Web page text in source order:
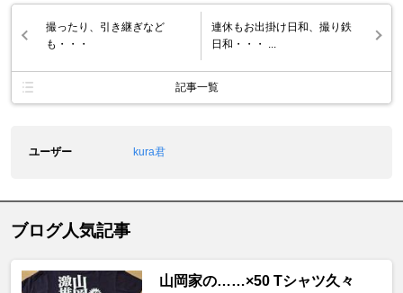
撮ったり、引き継ぎなど
も・・・
連休もお出掛け日和、撮り鉄
日和・・・ ...
記事一覧
ユーザー kura君
ブログ人気記事
山岡家の……×50 Tシャツ久々